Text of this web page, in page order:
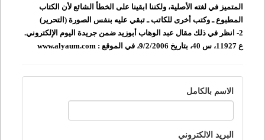
المتميز في لغته الأصلية، ولكننا ابقينا على الخطأ الشائع لأن الكتاب
المطبوع ـ وكتب أخرى للكاتب ـ تبقي عليه بنفس الصورة (التحرير)
2- انظر في ذلك مقال عبد الوهاب أبوزيد ضمن جريدة اليوم الإلكتروني.
ع 11927، س 40، بتاريخ 9/2/2006، في الموقع : www.alyaum.com
الاسم بالكامل
البريد الالكتروني